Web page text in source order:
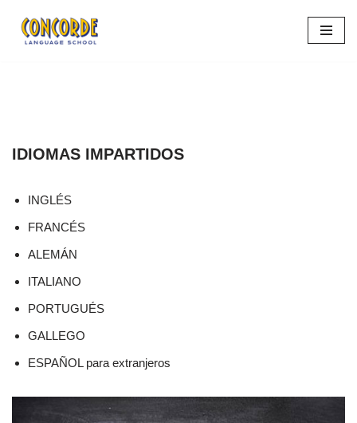
Saltar
IDIOMAS IMPARTIDOS
INGLÉS
FRANCÉS
ALEMÁN
ITALIANO
PORTUGUÉS
GALLEGO
ESPAÑOL para extranjeros